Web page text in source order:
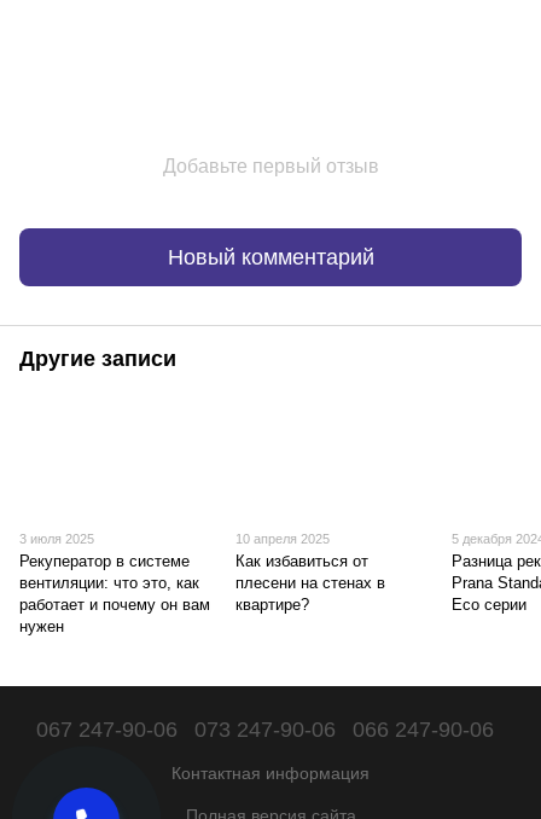
Добавьте первый отзыв
Новый комментарий
Другие записи
3 июля 2025
Рекуператор в системе
вентиляции: что это, как
работает и почему он вам
нужен
10 апреля 2025
Как избавиться от
плесени на стенах в
квартире?
5 декабря
Разница
Prana
Eco серии
067 247-90-06 073 247-90-06 066 247-90-06
Контактная информация
Полная версия сайта